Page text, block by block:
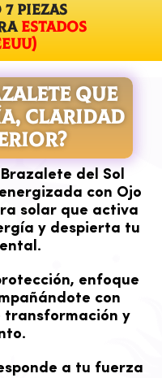
7 piezas
Estados
QUE
CLARIDAD
del Sol
con Ojo
solar que activa
y despierta tu
enfoque
con
transformación y
a tu fuerza